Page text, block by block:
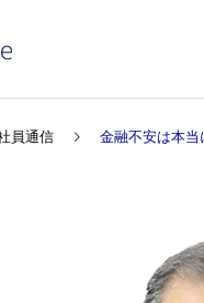
員通信 金融不安は本